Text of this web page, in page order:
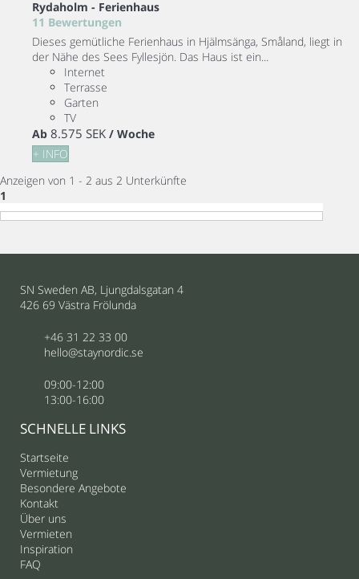
Rydaholm - Ferienhaus
11 Bewertungen
Dieses gemütliche Ferienhaus in Hjälmsänga, Småland, liegt in
der Nähe des Sees Fyllesjön. Das Haus ist ein...
Internet
Terrasse
Garten
TV
Ab 8.575 SEK / Woche
+ INFO
Anzeigen von 1 - 2 aus 2 Unterkünfte
1
SN Sweden AB, Ljungdalsgatan 4
426 69 Västra Frölunda
+46 31 22 33 00
hello@staynordic.se
09:00-12:00
13:00-16:00
SCHNELLE LINKS
Startseite
Vermietung
Besondere Angebote
Kontakt
Über uns
Vermieten
Inspiration
FAQ